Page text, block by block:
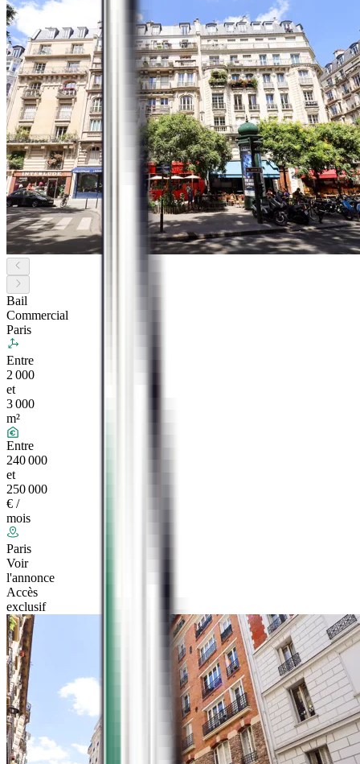
Bail
Commercial
Paris
Entre
2 000
et
3 000
m²
Entre
240 000
et
250 000
€ /
mois
Paris
Voir
l'annonce
Accès
exclusif